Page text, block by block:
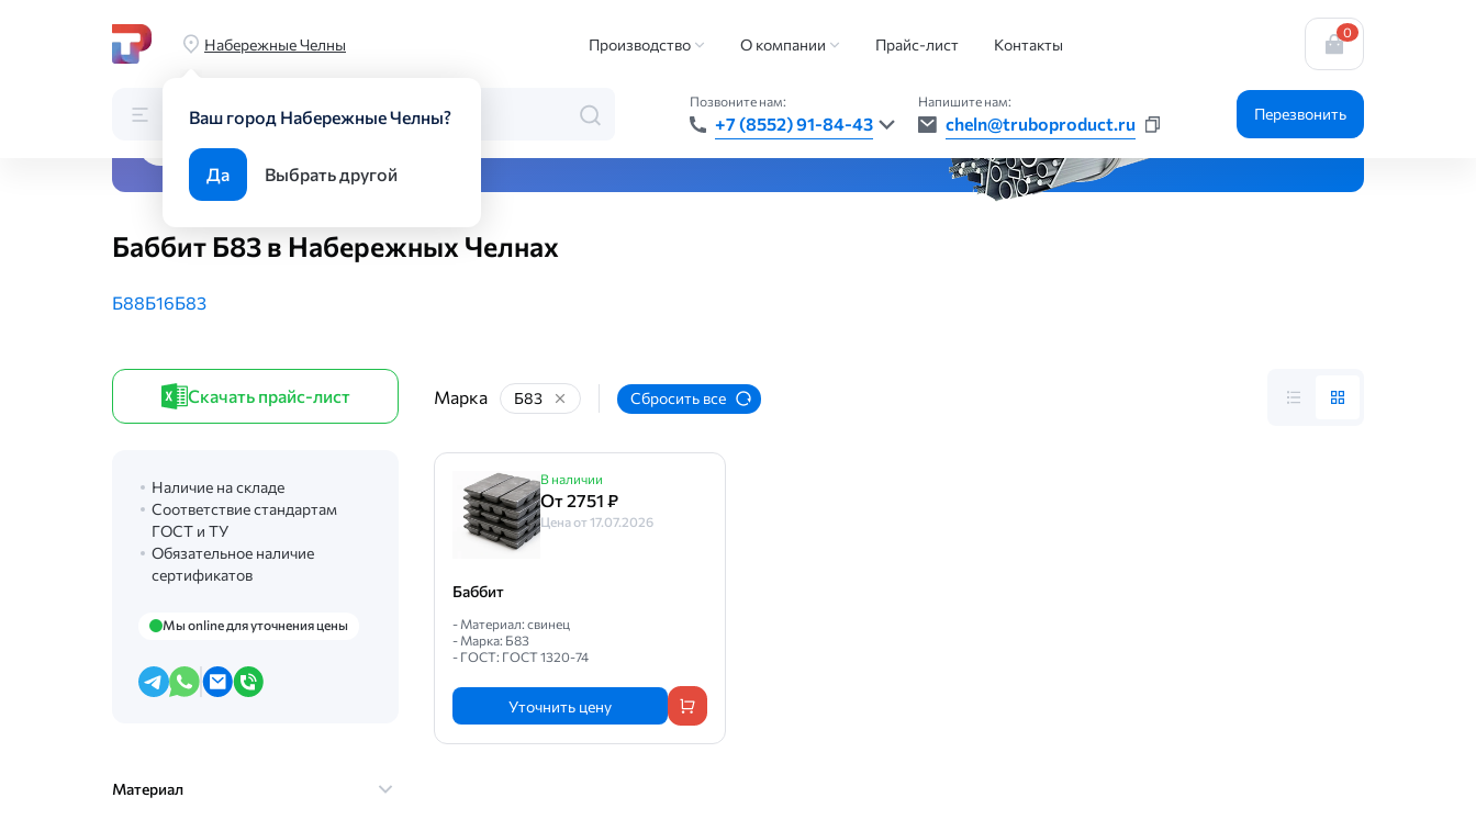
Набережные Челны
Ваш город Набережные Челны?
Да Выбрать другой
Производство О компании Прайс-лист Контакты
0
Каталог Поиск по каталогу
Позвоните нам:
+7 (8552) 91-84-43
Напишите нам:
cheln@truboproduct.ru Перезвонить
Главная Каталог Цветной металлопрокат
Все виды металлопроката — быстро, точно, везде
Баббит Б83 в Набережных Челнах
Б88Б16Б83
Скачать прайс-лист
Наличие на складе
Соответствие стандартам
ГОСТ и ТУ
Обязательное наличие
сертификатов
Мы online для уточнения цены
Материал
Марка Б83 Сбросить все
В наличии
От 2751 ₽
Цена от 17.07.2026
Баббит
- Материал: свинец
- Марка: Б83
- ГОСТ: ГОСТ 1320-74
Уточнить цену